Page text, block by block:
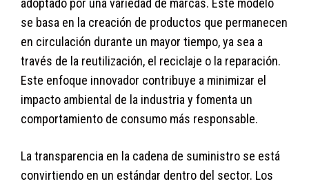
adoptado por una variedad de marcas. Este modelo
se basa en la creación de productos que permanecen
en circulación durante un mayor tiempo, ya sea a
través de la reutilización, el reciclaje o la reparación.
Este enfoque innovador contribuye a minimizar el
impacto ambiental de la industria y fomenta un
comportamiento de consumo más responsable.
La transparencia en la cadena de suministro se está
convirtiendo en un estándar dentro del sector. Los